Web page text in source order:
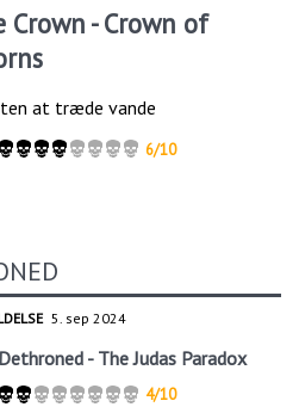
Crown - Crown of
at træde vande
6/10
5. sep 2024
- The Judas Paradox
4/10